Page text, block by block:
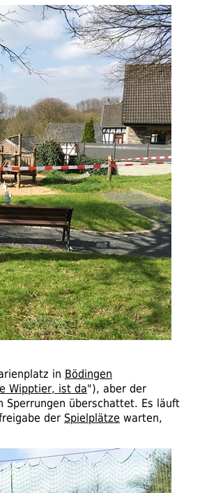
in Bödingen
Wipptier, ist da"), aber der
Sperrungen überschattet. Es läuft
der Spielplätze warten,